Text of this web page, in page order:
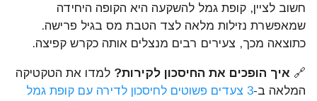
חשוב לציין, קופת גמל להשקעה היא הקופה היחידה
שמאפשרת נזילות מלאה לצד הטבת מס בגיל פרישה.
כתוצאה מכך, צעירים רבים מנצלים אותה כקרש קפיצה.
🔗 איך הופכים את החיסכון לקירות? למדו את הטקטיקה
המלאה ב-
3 צעדים פשוטים לחיסכון לדירה עם קופת גמל